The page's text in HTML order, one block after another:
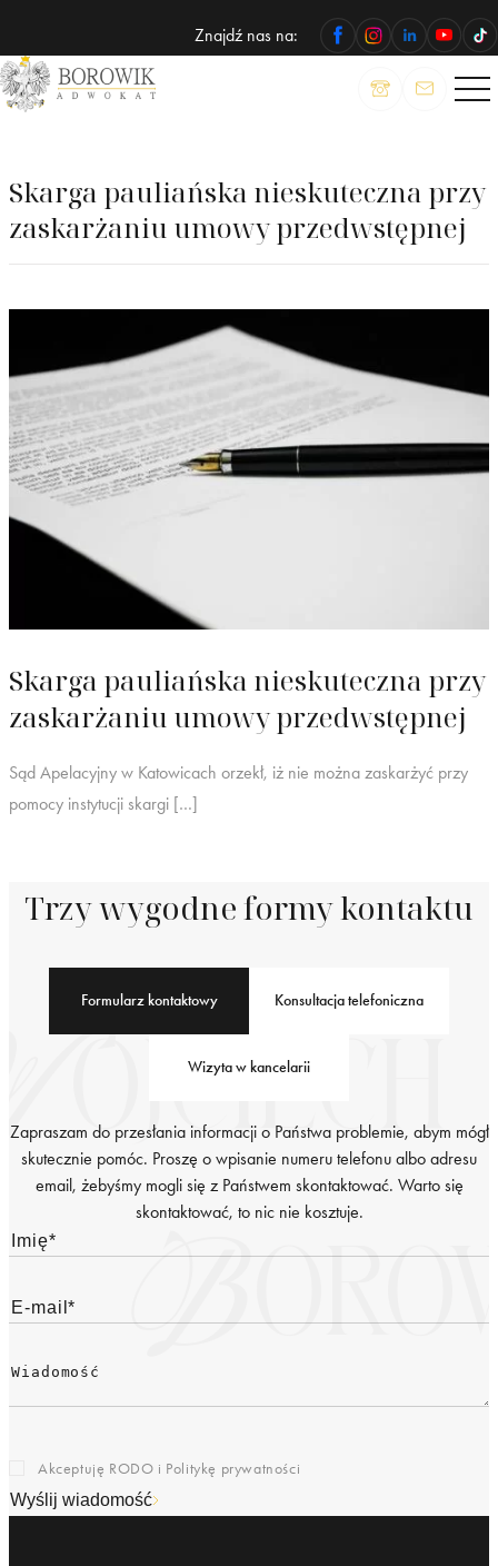
Znajdź nas na:
ADWOKAT
Wojciech
Skarga pauliańska nieskuteczna przy
zaskarżaniu umowy przedwstępnej
Skarga pauliańska nieskuteczna przy
zaskarżaniu umowy przedwstępnej
Sąd Apelacyjny w Katowicach orzekł, iż nie można zaskarżyć przy
pomocy instytucji skargi […]
Trzy wygodne formy kontaktu
Formularz kontaktowy Konsultacja telefoniczna
Wizyta w kancelarii
Zapraszam do przesłania informacji o Państwa problemie, abym mógł
skutecznie pomóc. Proszę o wpisanie numeru telefonu albo adresu
email, żebyśmy mogli się z Państwem skontaktować. Warto się
skontaktować, to nic nie kosztuje.
Akceptuję RODO i Politykę prywatności
Wyślij wiadomość